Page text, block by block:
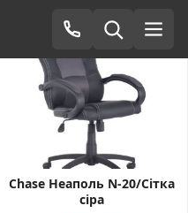
Chase Неаполь N-20/Сітка
сіра